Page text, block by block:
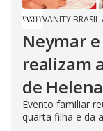
VANITY BRASIL
Neymar
realizam
de Helena
Evento familiar
quarta filha e da